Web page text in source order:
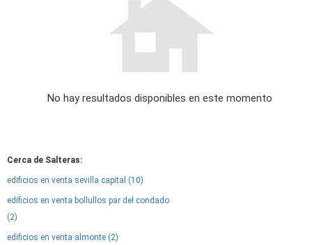
No hay resultados disponibles en este momento
Cerca de Salteras:
edificios en venta sevilla capital (10)
edificios en venta bollullos par del condado
(2)
edificios en venta almonte (2)